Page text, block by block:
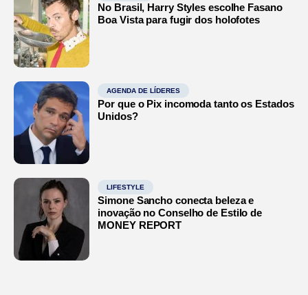
No Brasil, Harry Styles escolhe Fasano
Boa Vista para fugir dos holofotes
AGENDA DE LÍDERES
Por que o Pix incomoda tanto os Estados
Unidos?
LIFESTYLE
Simone Sancho conecta beleza e
inovação no Conselho de Estilo de
MONEY REPORT